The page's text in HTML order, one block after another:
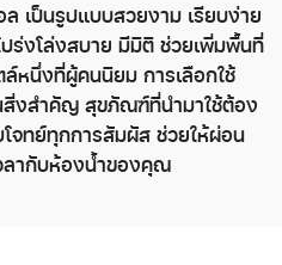
เป็นรูปแบบสวยงาม เรียบง่าย
ร่งโล่งสบาย มีมิติ ช่วยเพิ่มพื้นที่
ล์หนึ่งที่ผู้คนนิยม การเลือกใช้
สิ่งสำคัญ สุขภัณฑ์ที่นำมาใช้ต้อง
จทย์ทุกการสัมผัส ช่วยให้ผ่อน
ลากับห้องน้ำของคุณ